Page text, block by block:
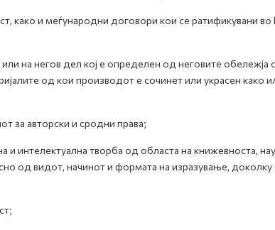
како и меѓународни договори кои се ратификувани во
на негов дел кој е определен од неговите обележја
од кои производот е сочинет или украсен како
за авторски и сродни права;
интелектуална творба од областа на книжевноста,
од видот, начинот и формата на изразување, доколку